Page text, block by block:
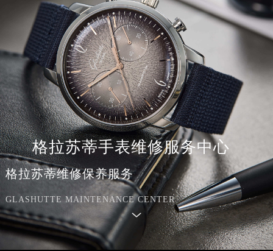
格拉苏蒂手表维修服务中心
格拉苏蒂维修保养服务
GLASHUTTE MAINTENANCE CENTER